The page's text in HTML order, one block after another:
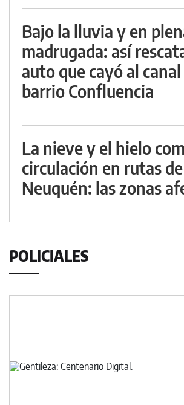
Bajo la lluvia y en
madrugada: así
auto que cayó al
barrio Confluencia
La nieve y el hielo
circulación en rutas de
Neuquén: las zonas
POLICIALES